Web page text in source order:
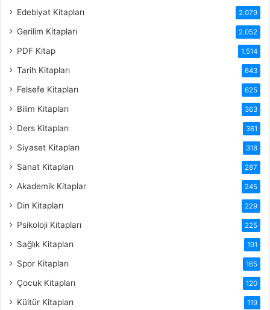
Edebiyat Kitapları 2.079
Gerilim Kitapları 2.052
PDF Kitap 1.514
Tarih Kitapları 643
Felsefe Kitapları 625
Bilim Kitapları 363
Ders Kitapları 361
Siyaset Kitapları 318
Sanat Kitapları 287
Akademik Kitaplar 245
Din Kitapları 229
Psikoloji Kitapları 225
Sağlık Kitapları 191
Spor Kitapları 165
Çocuk Kitapları 120
Kültür Kitapları 119